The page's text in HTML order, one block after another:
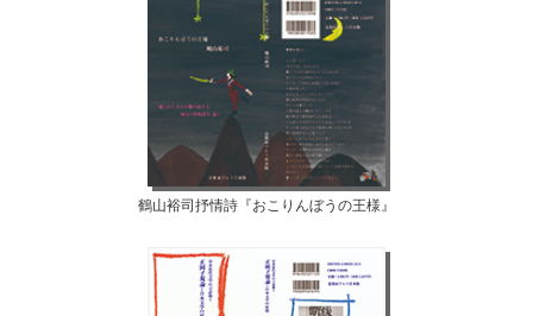
鶴山裕司抒情詩『おこりんぼうの王様』